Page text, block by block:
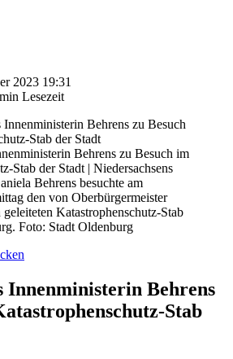
2023 19:31
Lesezeit
Behrens zu Besuch im
Stab der Stadt | Niedersachsens
Behrens besuchte am
den von Oberbürgermeister
Katastrophenschutz-Stab
Foto: Stadt Oldenburg
Innenministerin Behrens
Stab